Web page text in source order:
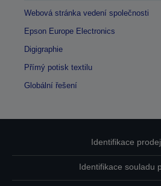
Webová stránka vedení společnosti
Epson Europe Electronics
Digigraphie
Přímý potisk textilu
Globální řešení
Identifikace
Identifikace souladu